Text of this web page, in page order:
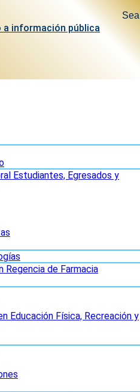
a información pública
Estudiantes, Egresados y
Regencia de Farmacia
Educación Física, Recreación y